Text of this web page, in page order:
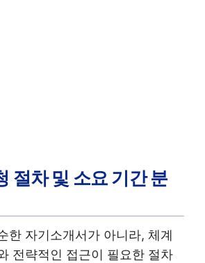
절차 및 소요 기간 분
한 자기소개서가 아니라, 체계
전략적인 접근이 필요한 절차